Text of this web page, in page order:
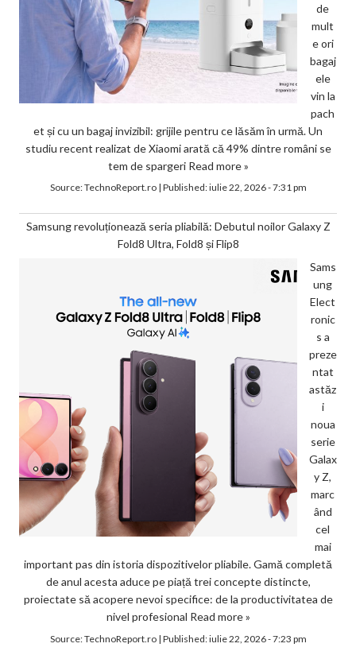
de
mult
e ori
bagaj
ele
vin la
pach
et și cu un bagaj invizibil: grijile pentru ce lăsăm în urmă. Un
studiu recent realizat de Xiaomi arată că 49% dintre români se
tem de spargeri Read more »
Source:TechnoReport.ro| Published:iulie 22, 2026 - 7:31 pm
Samsung revoluționează seria pliabilă: Debutul noilor Galaxy Z
Fold8 Ultra, Fold8 și Flip8
Sams
ung
Elect
ronic
s a
preze
ntat
astăz
i
noua
serie
Galax
y Z,
marc
ând
cel
mai
important pas din istoria dispozitivelor pliabile. Gamă completă
de anul acesta aduce pe piață trei concepte distincte,
proiectate să acopere nevoi specifice: de la productivitatea de
nivel profesional Read more »
Source:TechnoReport.ro| Published:iulie 22, 2026 - 7:23 pm